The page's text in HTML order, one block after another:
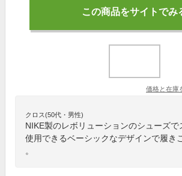
この商品をサイトでみ
価格と在庫
クロス(50代・男性)
NIKE製のレボリューションのシューズ
使用できるベーシックなデザインで履き
。